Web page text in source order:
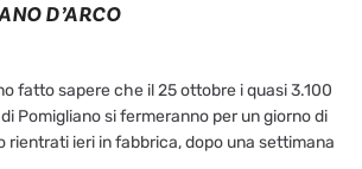
D’ARCO
fatto sapere che il 25 ottobre i quasi 3.100
Pomigliano si fermeranno per un giorno di
rientrati ieri in fabbrica, dopo una settimana